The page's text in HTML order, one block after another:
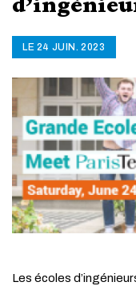
LE 24 JUIN. 2023
Les écoles